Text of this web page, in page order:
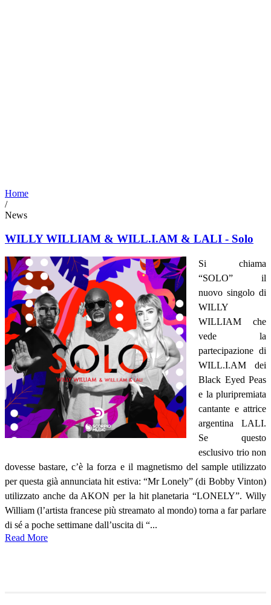
Home
/
News
WILLY WILLIAM & WILL.I.AM & LALI - Solo
Si chiama
“SOLO” il
nuovo singolo di
WILLY
WILLIAM che
vede la
partecipazione di
WILL.I.AM dei
Black Eyed Peas
e la pluripremiata
cantante e attrice
argentina LALI.
Se questo
esclusivo trio non
dovesse bastare, c’è la forza e il magnetismo del sample utilizzato
per questa già annunciata hit estiva: “Mr Lonely” (di Bobby Vinton)
utilizzato anche da AKON per la hit planetaria “LONELY”. Willy
William (l’artista francese più streamato al mondo) torna a far parlare
di sé a poche settimane dall’uscita di “...
Read More